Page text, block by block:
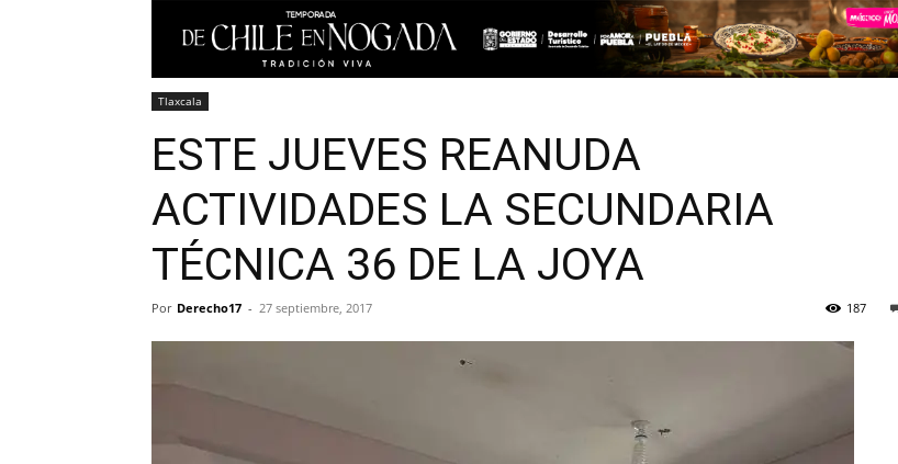
Tlaxcala
ESTE JUEVES REANUDA
ACTIVIDADES LA SECUNDARIA
TÉCNICA 36 DE LA JOYA
Por Derecho17 - 27 septiembre, 2017 187